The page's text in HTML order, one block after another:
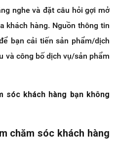
nghe và đặt câu hỏi gợi mở
khách hàng. Nguồn thông tin
bạn cải tiến sản phẩm/dịch
và công bố dịch vụ/sản phẩm
sóc khách hàng bạn không
chăm sóc khách hàng